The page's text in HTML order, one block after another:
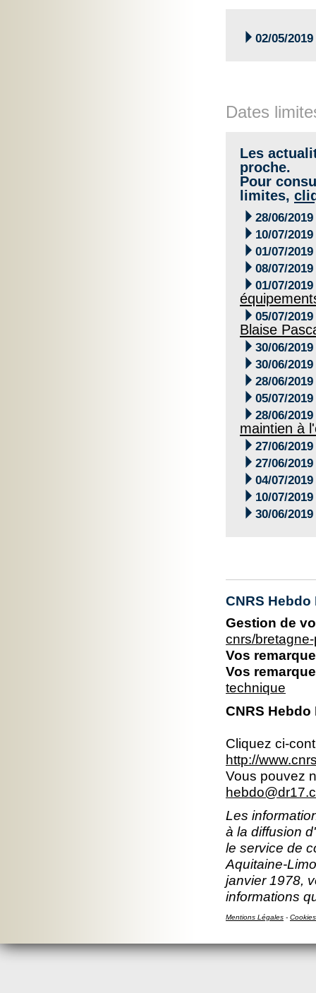
 02/05/2019
Dates
Les
proche.
Pour
limites,
 28/06/2019
 10/07/2019
 01/07/2019
 08/07/2019
 01/07/2019
 05/07/2019
Blaise
 30/06/2019
 30/06/2019
 28/06/2019
 05/07/2019
 28/06/2019
maintien à
 27/06/2019
 27/06/2019
 04/07/2019
 10/07/2019
 30/06/2019
CNRS
Gestion de
cnrs/
Vos
Vos
technique
CNRS
Cliquez ci-
http://
Vous pouvez
Les
à la diffusion
le service de
Aquitaine-
janvier 1978,
informations
Mentions Légales - Cookies